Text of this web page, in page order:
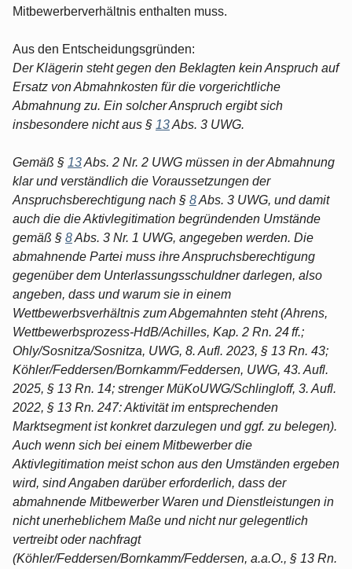
Mitbewerberverhältnis enthalten muss.
Aus den Entscheidungsgründen:
Der Klägerin steht gegen den Beklagten kein Anspruch auf
Ersatz von Abmahnkosten für die vorgerichtliche
Abmahnung zu. Ein solcher Anspruch ergibt sich
insbesondere nicht aus § 13Abs. 3 UWG.
Gemäß § 13Abs. 2 Nr. 2 UWG müssen in der Abmahnung
klar und verständlich die Voraussetzungen der
Anspruchsberechtigung nach § 8Abs. 3 UWG, und damit
auch die die Aktivlegitimation begründenden Umstände
gemäß § 8Abs. 3 Nr. 1 UWG, angegeben werden. Die
abmahnende Partei muss ihre Anspruchsberechtigung
gegenüber dem Unterlassungsschuldner darlegen, also
angeben, dass und warum sie in einem
Wettbewerbsverhältnis zum Abgemahnten steht (Ahrens,
Wettbewerbsprozess-HdB/Achilles, Kap. 2 Rn. 24 ff.;
Ohly/Sosnitza/Sosnitza, UWG, 8. Aufl. 2023, § 13 Rn. 43;
Köhler/Feddersen/Bornkamm/Feddersen, UWG, 43. Aufl.
2025, § 13 Rn. 14; strenger MüKoUWG/Schlingloff, 3. Aufl.
2022, § 13 Rn. 247: Aktivität im entsprechenden
Marktsegment ist konkret darzulegen und ggf. zu belegen).
Auch wenn sich bei einem Mitbewerber die
Aktivlegitimation meist schon aus den Umständen ergeben
wird, sind Angaben darüber erforderlich, dass der
abmahnende Mitbewerber Waren und Dienstleistungen in
nicht unerheblichem Maße und nicht nur gelegentlich
vertreibt oder nachfragt
(Köhler/Feddersen/Bornkamm/Feddersen, a.a.O., § 13 Rn.